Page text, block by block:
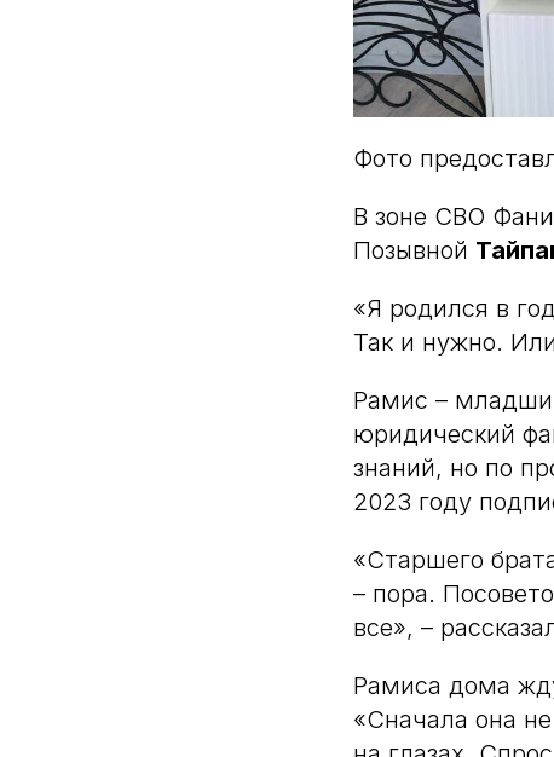
Фото
В зоне СВО
Позывной
«Я родился в
Так и нужно.
Рамис –
юридический
знаний, но по
2023 году
«Старшего
– пора.
все», –
Рамиса дома
«Сначала она